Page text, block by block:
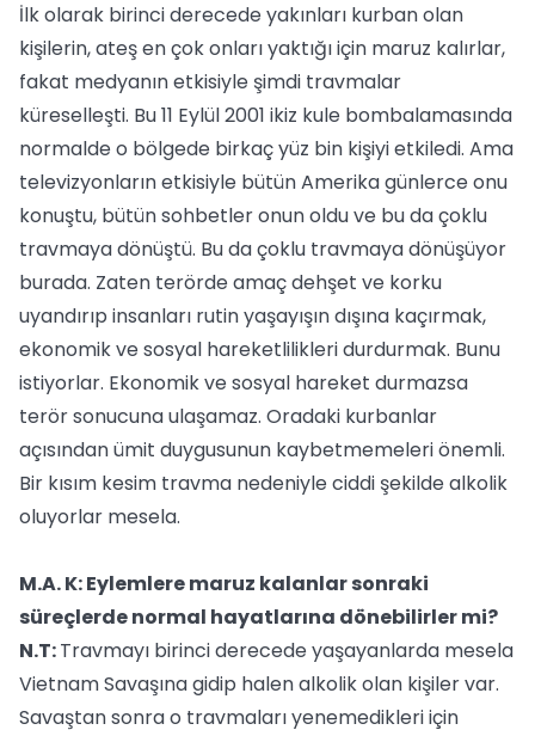
İlk olarak birinci derecede yakınları kurban olan
kişilerin, ateş en çok onları yaktığı için maruz kalırlar,
fakat medyanın etkisiyle şimdi travmalar
küreselleşti. Bu 11 Eylül 2001 ikiz kule bombalamasında
normalde o bölgede birkaç yüz bin kişiyi etkiledi. Ama
televizyonların etkisiyle bütün Amerika günlerce onu
konuştu, bütün sohbetler onun oldu ve bu da çoklu
travmaya dönüştü. Bu da çoklu travmaya dönüşüyor
burada. Zaten terörde amaç dehşet ve korku
uyandırıp insanları rutin yaşayışın dışına kaçırmak,
ekonomik ve sosyal hareketlilikleri durdurmak. Bunu
istiyorlar. Ekonomik ve sosyal hareket durmazsa
terör sonucuna ulaşamaz. Oradaki kurbanlar
açısından ümit duygusunun kaybetmemeleri önemli.
Bir kısım kesim travma nedeniyle ciddi şekilde alkolik
oluyorlar mesela.
M.A. K: Eylemlere maruz kalanlar sonraki
süreçlerde normal hayatlarına dönebilirler mi?
N.T:Travmayı birinci derecede yaşayanlarda mesela
Vietnam Savaşına gidip halen alkolik olan kişiler var.
Savaştan sonra o travmaları yenemedikleri için